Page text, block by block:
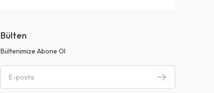
Bülten
Bültenimize Abone Ol